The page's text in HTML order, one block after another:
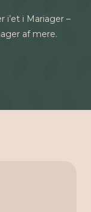
i’et i Mariager –
af mere.